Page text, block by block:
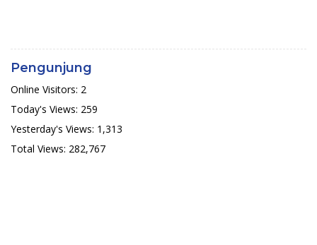
Pengunjung
Online Visitors: 2
Today's Views: 259
Yesterday's Views: 1,313
Total Views: 282,767